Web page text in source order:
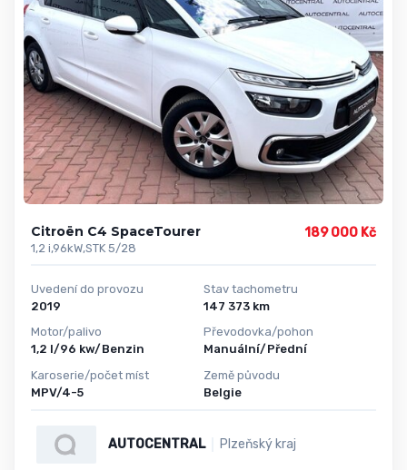
Citroën C4 SpaceTourer
1,2 i,96kW,STK 5/28
189 000 Kč
Uvedení do provozu
2019
Motor/palivo
1,2 l/96 kw/Benzin
Karoserie/počet míst
MPV/4-5
Stav tachometru
147 373 km
Převodovka/pohon
Manuální/Přední
Země původu
Belgie
AUTOCENTRAL Plzeňský kraj